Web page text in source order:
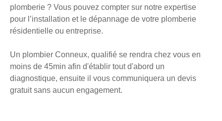
plomberie ? Vous pouvez compter sur notre expertise
pour l’installation et le dépannage de votre plomberie
résidentielle ou entreprise.
Un plombier Conneux, qualifié se rendra chez vous en
moins de 45min afin d'établir tout d'abord un
diagnostique, ensuite il vous communiquera un devis
gratuit sans aucun engagement.